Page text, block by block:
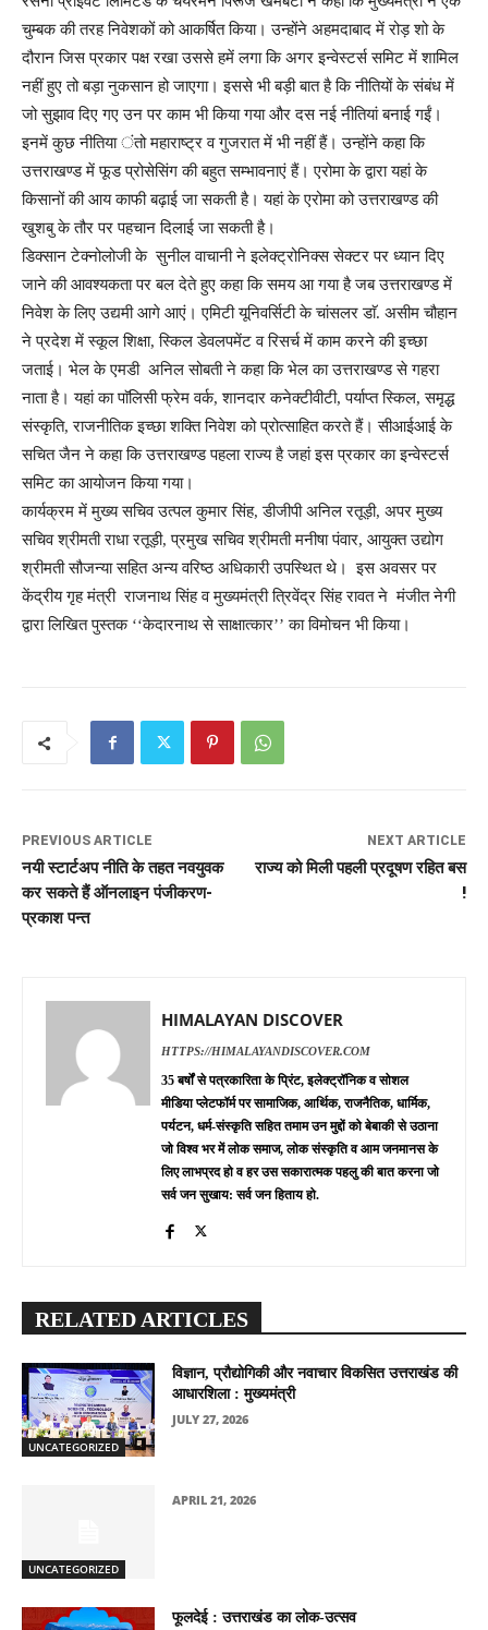
चुम्बक की तरह निवेशकों को आकर्षित किया। उन्होंने अहमदाबाद में रोड़ शो के
दौरान जिस प्रकार पक्ष रखा उससे हमें लगा कि अगर इन्वेस्टर्स समिट में शामिल
नहीं हुए तो बड़ा नुकसान हो जाएगा। इससे भी बड़ी बात है कि नीतियों के संबंध में
जो सुझाव दिए गए उन पर काम भी किया गया और दस नई नीतियां बनाई गईं।
इनमें कुछ नीतिया ंतो महाराष्ट्र व गुजरात में भी नहीं हैं। उन्होंने कहा कि
उत्तराखण्ड में फूड प्रोसेसिंग की बहुत सम्भावनाएं हैं। एरोमा के द्वारा यहां के
किसानों की आय काफी बढ़ाई जा सकती है। यहां के एरोमा को उत्तराखण्ड की
खुशबु के तौर पर पहचान दिलाई जा सकती है।
डिक्सान टेक्नोलोजी के सुनील वाचानी ने इलेक्ट्रोनिक्स सेक्टर पर ध्यान दिए
जाने की आवश्यकता पर बल देते हुए कहा कि समय आ गया है जब उत्तराखण्ड में
निवेश के लिए उद्यमी आगे आएं। एमिटी यूनिवर्सिटी के चांसलर डाॅ. असीम चौहान
ने प्रदेश में स्कूल शिक्षा, स्किल डेवलपमेंट व रिसर्च में काम करने की इच्छा
जताई। भेल के एमडी अनिल सोबती ने कहा कि भेल का उत्तराखण्ड से गहरा
नाता है। यहां का पाॅलिसी फ्रेम वर्क, शानदार कनेक्टीवीटी, पर्याप्त स्किल, समृद्ध
संस्कृति, राजनीतिक इच्छा शक्ति निवेश को प्रोत्साहित करते हैं। सीआईआई के
सचित जैन ने कहा कि उत्तराखण्ड पहला राज्य है जहां इस प्रकार का इन्वेस्टर्स
समिट का आयोजन किया गया।
कार्यक्रम में मुख्य सचिव उत्पल कुमार सिंह, डीजीपी अनिल रतूड़ी, अपर मुख्य
सचिव श्रीमती राधा रतूड़ी, प्रमुख सचिव श्रीमती मनीषा पंवार, आयुक्त उद्योग
श्रीमती सौजन्या सहित अन्य वरिष्ठ अधिकारी उपस्थित थे। इस अवसर पर
केंद्रीय गृह मंत्री राजनाथ सिंह व मुख्यमंत्री त्रिवेंद्र सिंह रावत ने मंजीत नेगी
द्वारा लिखित पुस्तक ‘‘केदारनाथ से साक्षात्कार’’ का विमोचन भी किया।
PREVIOUS ARTICLE
नयी स्टार्टअप नीति के तहत नवयुवक
कर सकते हैं ऑनलाइन पंजीकरण-
प्रकाश पन्त
NEXT ARTICLE
राज्य को मिली पहली प्रदूषण रहित बस
!
HIMALAYAN DISCOVER
HTTPS://HIMALAYANDISCOVER.COM
35 बर्षों से पत्रकारिता के प्रिंट, इलेक्ट्रॉनिक व सोशल
मीडिया प्लेटफॉर्म पर सामाजिक, आर्थिक, राजनैतिक, धार्मिक,
पर्यटन, धर्म-संस्कृति सहित तमाम उन मुद्दों को बेबाकी से उठाना
जो विश्व भर में लोक समाज, लोक संस्कृति व आम जनमानस के
लिए लाभप्रद हो व हर उस सकारात्मक पहलु की बात करना जो
सर्व जन सुखाय: सर्व जन हिताय हो.
RELATED ARTICLES
UNCATEGORIZED
विज्ञान, प्रौद्योगिकी और नवाचार विकसित उत्तराखंड की
आधारशिला : मुख्यमंत्री
JULY 27, 2026
UNCATEGORIZED
APRIL 21, 2026
फूलदेई : उत्तराखंड का लोक-उत्सव